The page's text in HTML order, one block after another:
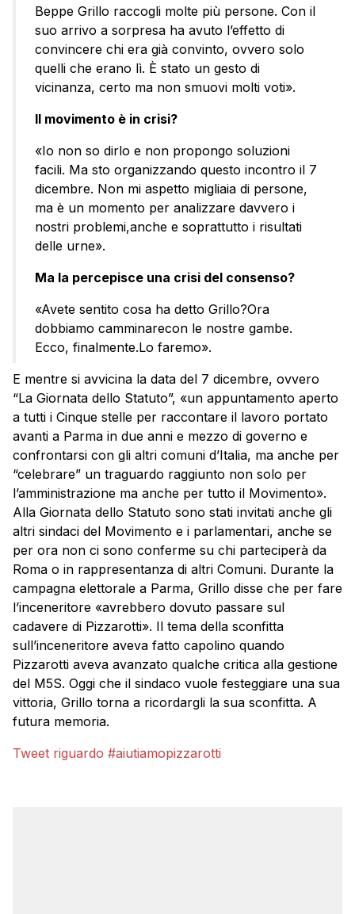
Beppe Grillo raccogli molte più persone. Con il
suo arrivo a sorpresa ha avuto l’effetto di
convincere chi era già convinto, ovvero solo
quelli che erano lì. È stato un gesto di
vicinanza, certo ma non smuovi molti voti».
Il movimento è in crisi?
«Io non so dirlo e non propongo soluzioni
facili. Ma sto organizzando questo incontro il 7
dicembre. Non mi aspetto migliaia di persone,
ma è un momento per analizzare davvero i
nostri problemi,anche e soprattutto i risultati
delle urne».
Ma la percepisce una crisi del consenso?
«Avete sentito cosa ha detto Grillo?Ora
dobbiamo camminarecon le nostre gambe.
Ecco, finalmente.Lo faremo».
E mentre si avvicina la data del 7 dicembre, ovvero
“La Giornata dello Statuto”, «un appuntamento aperto
a tutti i Cinque stelle per raccontare il lavoro portato
avanti a Parma in due anni e mezzo di governo e
confrontarsi con gli altri comuni d’Italia, ma anche per
“celebrare” un traguardo raggiunto non solo per
l’amministrazione ma anche per tutto il Movimento».
Alla Giornata dello Statuto sono stati invitati anche gli
altri sindaci del Movimento e i parlamentari, anche se
per ora non ci sono conferme su chi parteciperà da
Roma o in rappresentanza di altri Comuni. Durante la
campagna elettorale a Parma, Grillo disse che per fare
l’inceneritore «avrebbero dovuto passare sul
cadavere di Pizzarotti». Il tema della sconfitta
sull’inceneritore aveva fatto capolino quando
Pizzarotti aveva avanzato qualche critica alla gestione
del M5S. Oggi che il sindaco vuole festeggiare una sua
vittoria, Grillo torna a ricordargli la sua sconfitta. A
futura memoria.
Tweet riguardo #aiutiamopizzarotti